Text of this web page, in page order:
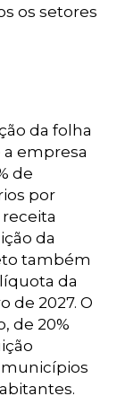
os setores
da folha
empresa
de
por
receita
da
também
da
de 2027. O
de 20%
municípios